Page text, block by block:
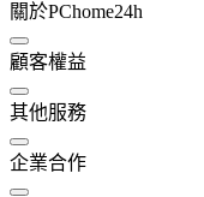
關於PChome24h
顧客權益
其他服務
企業合作